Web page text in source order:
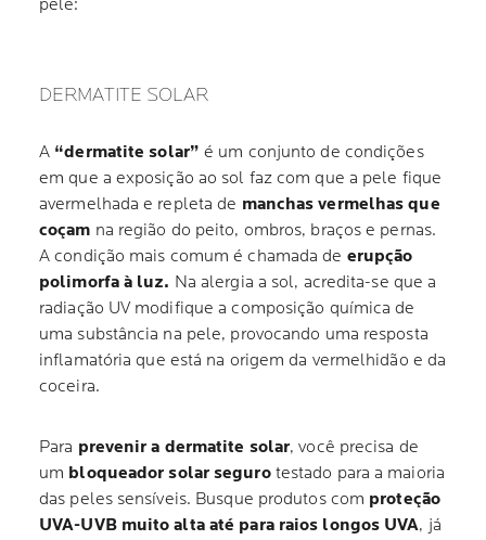
pele:
DERMATITE SOLAR
A “dermatite solar” é um conjunto de condições
em que a exposição ao sol faz com que a pele fique
avermelhada e repleta de manchas vermelhas que
coçam na região do peito, ombros, braços e pernas.
A condição mais comum é chamada de erupção
polimorfa à luz. Na alergia a sol, acredita-se que a
radiação UV modifique a composição química de
uma substância na pele, provocando uma resposta
inflamatória que está na origem da vermelhidão e da
coceira.
Para prevenir a dermatite solar, você precisa de
um bloqueador solar segurotestado para a maioria
das peles sensíveis. Busque produtos com proteção
UVA-UVB muito alta até para raios longos UVA, já